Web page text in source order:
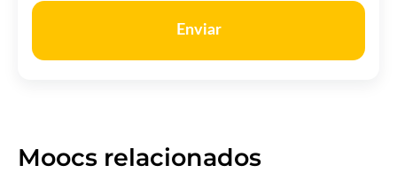
Enviar
Moocs relacionados